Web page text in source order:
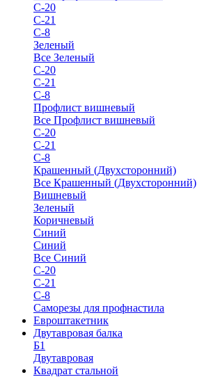
С-20
С-21
С-8
Зеленый
Все Зеленый
С-20
С-21
С-8
Профлист вишневый
Все Профлист вишневый
С-20
С-21
С-8
Крашенный (Двухсторонний)
Все Крашенный (Двухсторонний)
Вишневый
Зеленый
Коричневый
Синий
Синий
Все Синий
С-20
С-21
С-8
Саморезы для профнастила
Евроштакетник
Двутавровая балка
Б1
Двутавровая
Квадрат стальной